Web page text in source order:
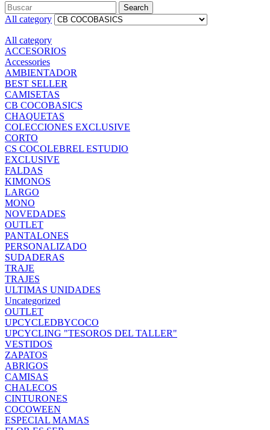
Search
All category
All category
ACCESORIOS
Accessories
AMBIENTADOR
BEST SELLER
CAMISETAS
CB COCOBASICS
CHAQUETAS
COLECCIONES EXCLUSIVE
CORTO
CS COCOLEBREL ESTUDIO
EXCLUSIVE
FALDAS
KIMONOS
LARGO
MONO
NOVEDADES
OUTLET
PANTALONES
PERSONALIZADO
SUDADERAS
TRAJE
TRAJES
ULTIMAS UNIDADES
Uncategorized
OUTLET
UPCYCLEDBYCOCO
UPCYCLING "TESOROS DEL TALLER"
VESTIDOS
ZAPATOS
ABRIGOS
CAMISAS
CHALECOS
CINTURONES
COCOWEEN
ESPECIAL MAMAS